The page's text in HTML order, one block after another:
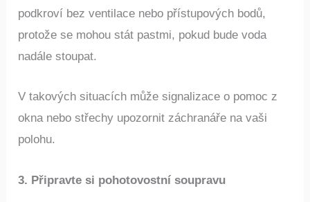
podkroví bez ventilace nebo přístupových bodů,
protože se mohou stát pastmi, pokud bude voda
nadále stoupat.
V takových situacích může signalizace o pomoc z
okna nebo střechy upozornit záchranáře na vaši
polohu.
3. Připravte si pohotovostní soupravu